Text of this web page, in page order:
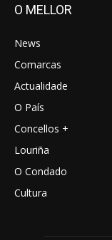
O MELLOR
News
Comarcas
Actualidade
O País
Concellos +
Louriña
O Condado
Cultura